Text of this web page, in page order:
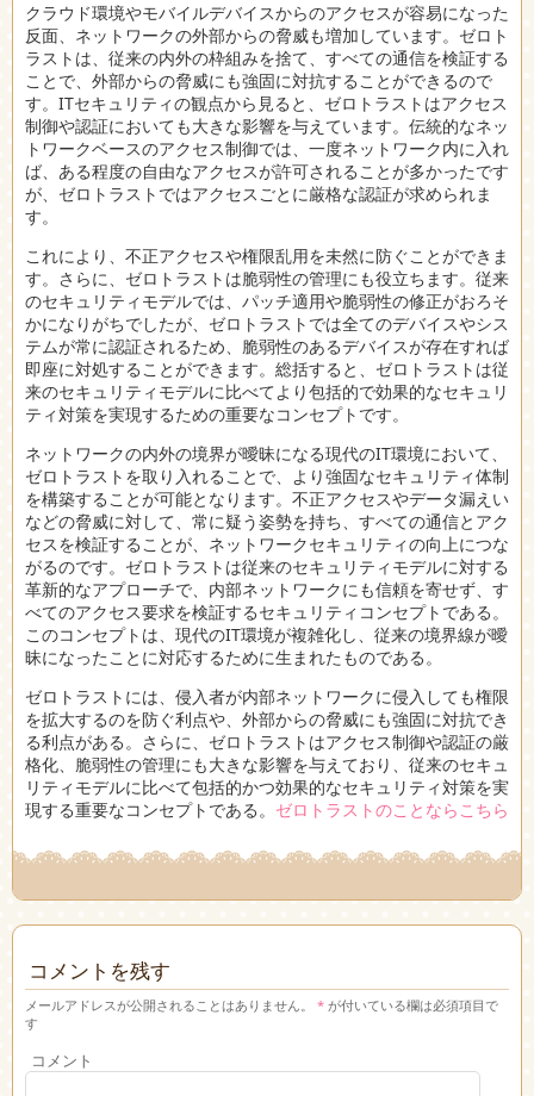
クラウド環境やモバイルデバイスからのアクセスが容易になった
反面、ネットワークの外部からの脅威も増加しています。ゼロト
ラストは、従来の内外の枠組みを捨て、すべての通信を検証する
ことで、外部からの脅威にも強固に対抗することができるので
す。ITセキュリティの観点から見ると、ゼロトラストはアクセス
制御や認証においても大きな影響を与えています。伝統的なネッ
トワークベースのアクセス制御では、一度ネットワーク内に入れ
ば、ある程度の自由なアクセスが許可されることが多かったです
が、ゼロトラストではアクセスごとに厳格な認証が求められま
す。
これにより、不正アクセスや権限乱用を未然に防ぐことができま
す。さらに、ゼロトラストは脆弱性の管理にも役立ちます。従来
のセキュリティモデルでは、パッチ適用や脆弱性の修正がおろそ
かになりがちでしたが、ゼロトラストでは全てのデバイスやシス
テムが常に認証されるため、脆弱性のあるデバイスが存在すれば
即座に対処することができます。総括すると、ゼロトラストは従
来のセキュリティモデルに比べてより包括的で効果的なセキュリ
ティ対策を実現するための重要なコンセプトです。
ネットワークの内外の境界が曖昧になる現代のIT環境において、
ゼロトラストを取り入れることで、より強固なセキュリティ体制
を構築することが可能となります。不正アクセスやデータ漏えい
などの脅威に対して、常に疑う姿勢を持ち、すべての通信とアク
セスを検証することが、ネットワークセキュリティの向上につな
がるのです。ゼロトラストは従来のセキュリティモデルに対する
革新的なアプローチで、内部ネットワークにも信頼を寄せず、す
べてのアクセス要求を検証するセキュリティコンセプトである。
このコンセプトは、現代のIT環境が複雑化し、従来の境界線が曖
昧になったことに対応するために生まれたものである。
ゼロトラストには、侵入者が内部ネットワークに侵入しても権限
を拡大するのを防ぐ利点や、外部からの脅威にも強固に対抗でき
る利点がある。さらに、ゼロトラストはアクセス制御や認証の厳
格化、脆弱性の管理にも大きな影響を与えており、従来のセキュ
リティモデルに比べて包括的かつ効果的なセキュリティ対策を実
現する重要なコンセプトである。 ゼロトラストのことならこちら
コメントを残す
メールアドレスが公開されることはありません。 * が付いている欄は必須項目で
す
コメント